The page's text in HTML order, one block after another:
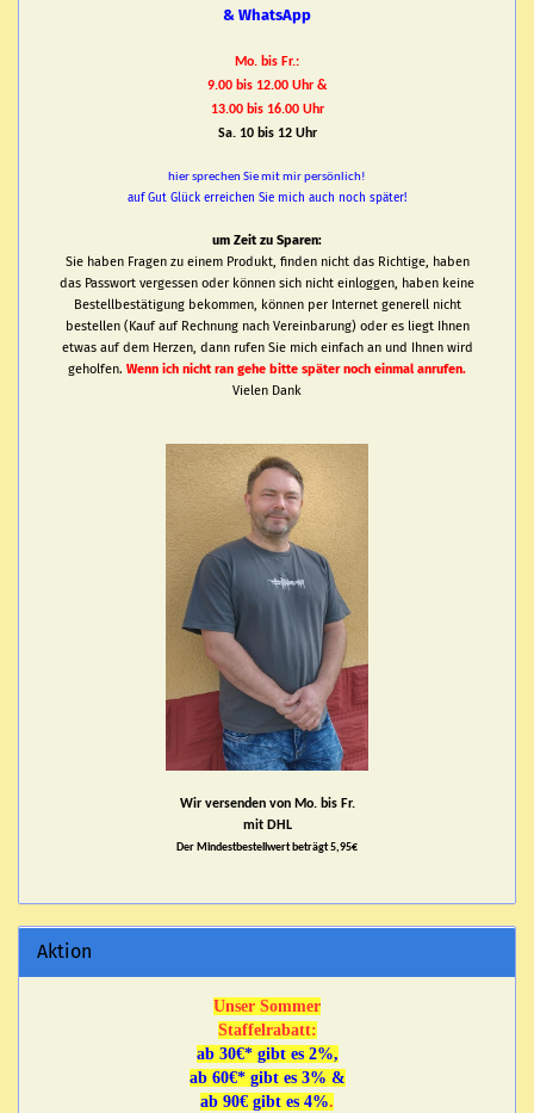
& WhatsApp
Mo. bis Fr.:
9.00 bis 12.00 Uhr &
13.00 bis 16.00 Uhr
Sa. 10 bis 12 Uhr
hier sprechen Sie mit mir persönlich!
auf Gut Glück erreichen Sie mich auch noch später!
um Zeit zu Sparen:
Sie haben Fragen zu einem Produkt, finden nicht das Richtige, haben
das Passwort vergessen oder können sich nicht einloggen, haben keine
Bestellbestätigung bekommen, können per Internet generell nicht
bestellen (Kauf auf Rechnung nach Vereinbarung) oder es liegt Ihnen
etwas auf dem Herzen, dann rufen Sie mich einfach an und Ihnen wird
geholfen. Wenn ich nicht ran gehe bitte später noch einmal anrufen.
Vielen Dank
Wir versenden von Mo. bis Fr.
mit DHL
Der Mindestbestellwert beträgt 5,95€
Aktion
Unser Sommer
Staffelrabatt:
ab 30€* gibt es 2%,
ab 60€* gibt es 3% &
ab 90€ gibt es 4%.